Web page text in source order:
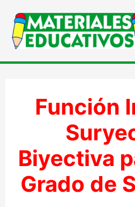
Función
Biyectiva
Grado de